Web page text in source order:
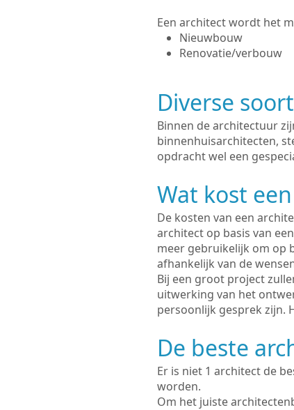
Een architect wordt het
Nieuwbouw
Renovatie/verbouw
Diverse
Binnen de architectuur
binnenhuisarchitecten,
opdracht wel een
Wat kost
De kosten van een
architect op basis van
meer gebruikelijk om op
afhankelijk van de
Bij een groot project
uitwerking van het
persoonlijk gesprek zijn.
De beste
Er is niet 1 architect de
worden.
Om het juiste